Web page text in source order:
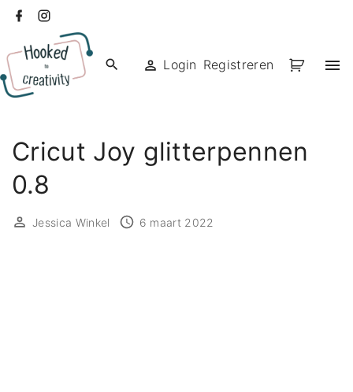
de
inhoud
facebook
Login Registreren
Cricut Joy glitterpennen
0.8
Jessica Winkel 6 maart 2022